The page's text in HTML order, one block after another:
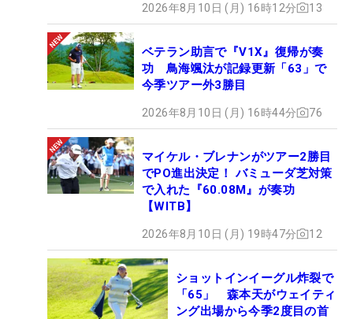
2026年8月10日 (月) 16時12分 13
ベテラン助言で『V1X』復帰が奏
功 鳥海颯汰が記録更新「63」で
今季ツアー外3勝目
2026年8月10日 (月) 16時44分 76
マイケル・ブレナンがツアー2勝目
でPO進出決定！ バミューダ芝対策
で入れた『60.08M』が奏功
【WITB】
2026年8月10日 (月) 19時47分 12
ショットインイーグル炸裂で
「65」 森本天がウェイティ
ング出場から今季2度目の首